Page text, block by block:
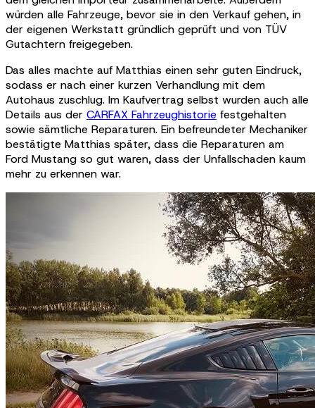
würden alle Fahrzeuge, bevor sie in den Verkauf gehen, in
der eigenen Werkstatt gründlich geprüft und von TÜV
Gutachtern freigegeben.
Das alles machte auf Matthias einen sehr guten Eindruck,
sodass er nach einer kurzen Verhandlung mit dem
Autohaus zuschlug. Im Kaufvertrag selbst wurden auch alle
Details aus der CARFAX Fahrzeughistorie festgehalten
sowie sämtliche Reparaturen. Ein befreundeter Mechaniker
bestätigte Matthias später, dass die Reparaturen am
Ford Mustang so gut waren, dass der Unfallschaden kaum
mehr zu erkennen war.